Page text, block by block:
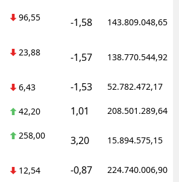
96,55 -1,58 143.809.048,65
23,88 -1,57 138.770.544,92
6,43 -1,53 52.782.472,17
42,20 1,01 208.501.289,64
258,00 3,20 15.894.575,15
12,54 -0,87 224.740.006,90